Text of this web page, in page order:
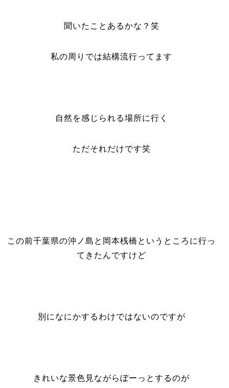
聞いたことあるかな？笑
私の周りでは結構流行ってます
自然を感じられる場所に行く
ただそれだけです笑
この前千葉県の沖ノ島と岡本桟橋というところに行っ
てきたんですけど
別になにかするわけではないのですが
きれいな景色見ながらぼーっとするのが